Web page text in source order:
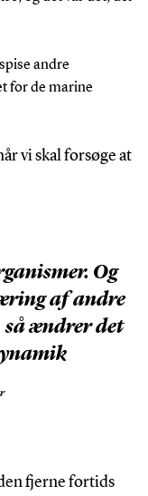
andre
for de marine
vi skal forsøge at
Og
af andre
så ændrer det
fjerne fortids